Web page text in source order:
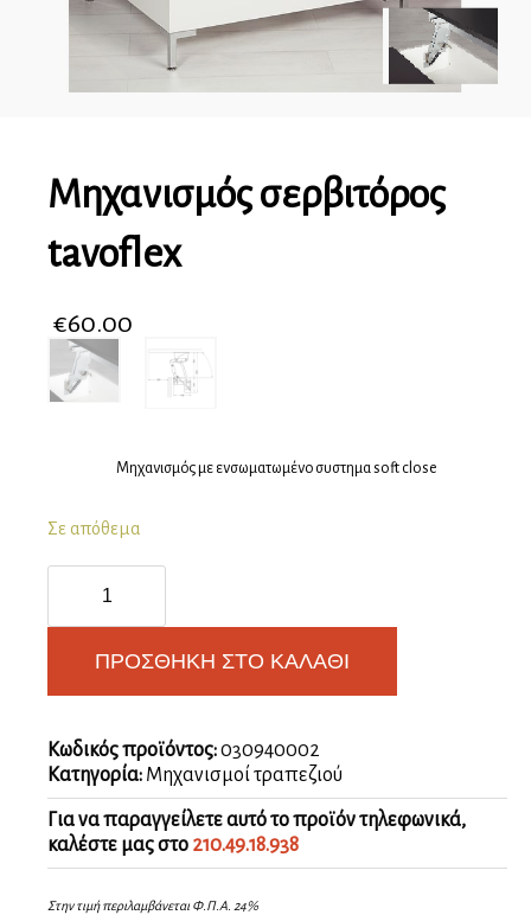
Μηχανισμός σερβιτόρος
tavoflex
€60.00
Μηχανισμός με ενσωματωμένο συστημα soft close
Σε απόθεμα
σερβιτόρος
tavoflex
ποσότηταΠΡΟΣΘΉΚΗ ΣΤΟ ΚΑΛΆΘΙ
Κωδικός προϊόντος:030940002
Κατηγορία: Μηχανισμοί τραπεζιού
Για να παραγγείλετε αυτό το προϊόν τηλεφωνικά,
καλέστε μας στο 210.49.18.938
Στην τιμή περιλαμβάνεται Φ.Π.Α. 24%